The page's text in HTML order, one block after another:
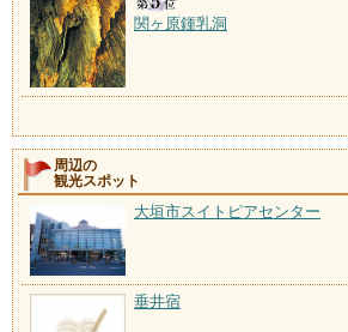
関ヶ原鍾乳洞
周辺の
観光スポット
大垣市スイトピアセンター
垂井宿